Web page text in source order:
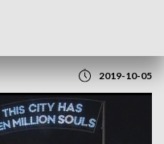
2019-10-05